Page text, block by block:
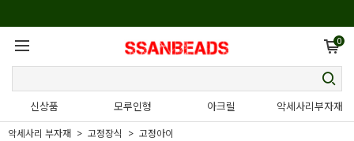
0
신상품 모루인형 아크릴 악세사리부자재
악세사리 부자재 고정장식 고정아이